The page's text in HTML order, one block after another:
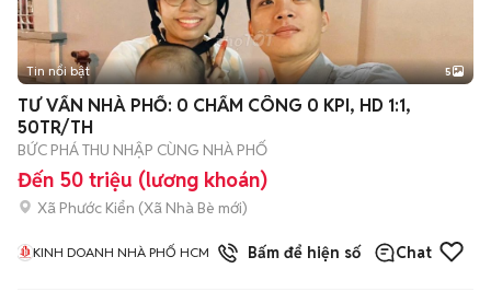
Tin nổi bật 5
TƯ VẤN NHÀ PHỐ: 0 CHẤM CÔNG 0 KPI, HD 1:1,
50TR/TH
BỨC PHÁ THU NHẬP CÙNG NHÀ PHỐ
Đến 50 triệu (lương khoán)
Xã Phước Kiển (Xã Nhà Bè mới)
KINH DOANH NHÀ PHỐ HCM 1đã bánBấm để hiện số Chat